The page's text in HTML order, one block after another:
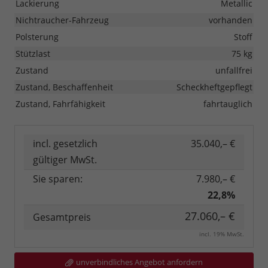
Lackierung
Metallic
Nichtraucher-Fahrzeug
vorhanden
Polsterung
Stoff
Stützlast
75 kg
Zustand
unfallfrei
Zustand, Beschaffenheit
Scheckheftgepflegt
Zustand, Fahrfähigkeit
fahrtauglich
incl. gesetzlich
gültiger MwSt.
35.040,– €
Sie sparen:
7.980,– €
22,8%
Gesamtpreis
27.060,– €
incl. 19% MwSt.
unverbindliches Angebot anfordern